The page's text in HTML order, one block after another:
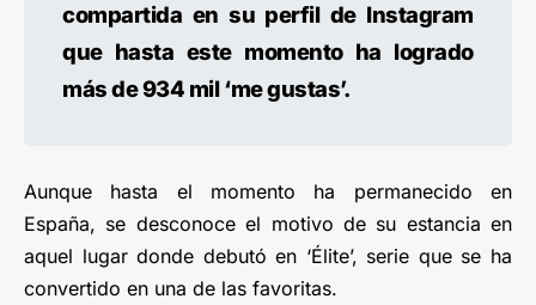
compartida en su perfil de Instagram
que hasta este momento ha logrado
más de 934 mil ‘me gustas’.
Aunque hasta el momento ha permanecido en
España, se desconoce el motivo de su estancia en
aquel lugar donde debutó en ‘Élite’, serie que se ha
convertido en una de las favoritas.